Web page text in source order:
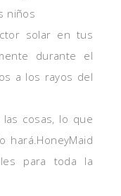
niños
solar en tus
durante el
a los rayos del
cosas, lo que
hará.HoneyMaid
para toda la